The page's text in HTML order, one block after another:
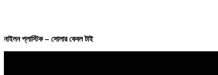
নাইলন প্লাস্টিক – সোলার কেবল টাই